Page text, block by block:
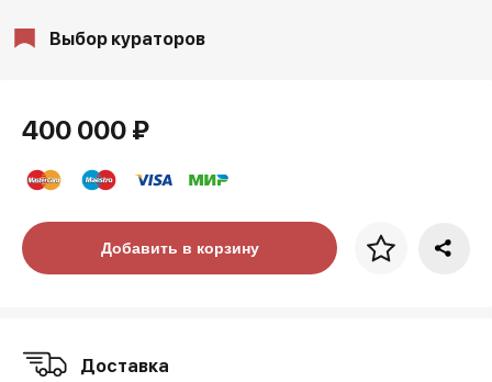
Выбор кураторов
400 000 ₽
Цена за багетДобавить в корзину
Доставка